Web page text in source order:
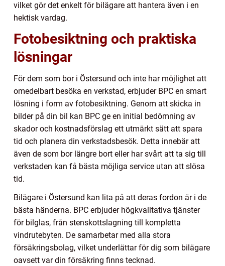
vilket gör det enkelt för bilägare att hantera även i en
hektisk vardag.
Fotobesiktning och praktiska
lösningar
För dem som bor i Östersund och inte har möjlighet att
omedelbart besöka en verkstad, erbjuder BPC en smart
lösning i form av fotobesiktning. Genom att skicka in
bilder på din bil kan BPC ge en initial bedömning av
skador och kostnadsförslag ett utmärkt sätt att spara
tid och planera din verkstadsbesök. Detta innebär att
även de som bor längre bort eller har svårt att ta sig till
verkstaden kan få bästa möjliga service utan att slösa
tid.
Bilägare i Östersund kan lita på att deras fordon är i de
bästa händerna. BPC erbjuder högkvalitativa tjänster
för bilglas, från stenskottslagning till kompletta
vindrutebyten. De samarbetar med alla stora
försäkringsbolag, vilket underlättar för dig som bilägare
oavsett var din försäkring finns tecknad.